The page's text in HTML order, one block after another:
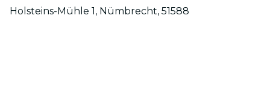
Holsteins-Mühle 1, Nümbrecht, 51588